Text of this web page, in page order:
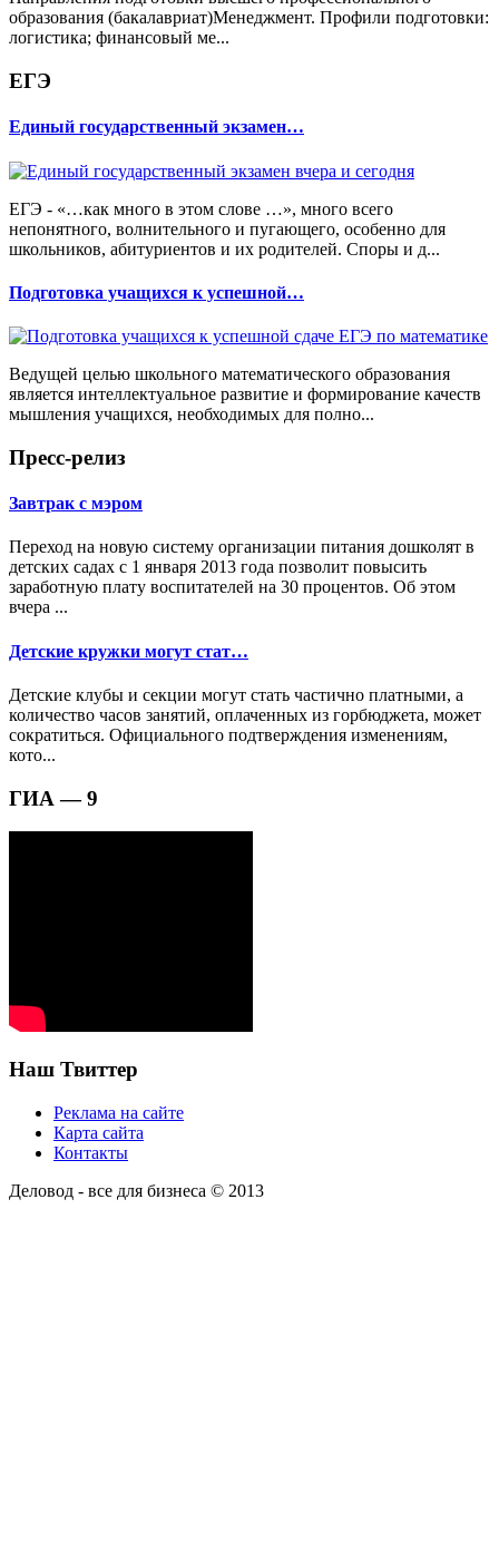
образования (бакалавриат)Менеджмент. Профили подготовки:
логистика; финансовый ме...
ЕГЭ
Единый государственный экзамен…
ЕГЭ - «…как много в этом слове …», много всего
непонятного, волнительного и пугающего, особенно для
школьников, абитуриентов и их родителей. Споры и д...
Подготовка учащихся к успешной…
Ведущей целью школьного математического образования
является интеллектуальное развитие и формирование качеств
мышления учащихся, необходимых для полно...
Пресс-релиз
Завтрак с мэром
Переход на новую систему организации питания дошколят в
детских садах с 1 января 2013 года позволит повысить
заработную плату воспитателей на 30 процентов. Об этом
вчера ...
Детские кружки могут стат…
Детские клубы и секции могут стать частично платными, а
количество часов занятий, оплаченных из горбюджета, может
сократиться. Официального подтверждения изменениям,
кото...
ГИА — 9
Наш Твиттер
Реклама на сайте
Карта сайта
Контакты
Деловод - все для бизнеса © 2013